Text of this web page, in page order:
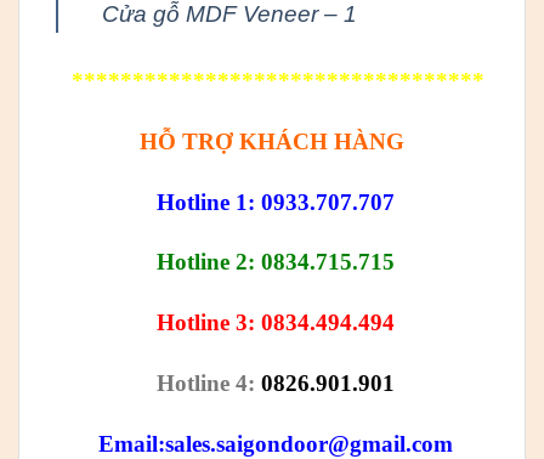
Cửa gỗ MDF Veneer – 1
**********************************
HỖ TRỢ KHÁCH HÀNG
Hotline 1: 0933.707.707
Hotline 2: 0834.715.715
Hotline 3: 0834.494.494
Hotline 4: 0826.901.901
Email:sales.saigondoor@gmail.com